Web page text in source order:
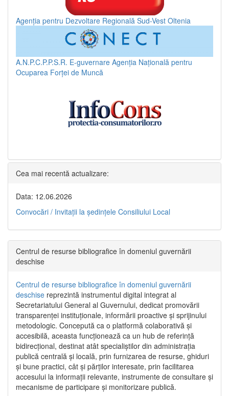
Agenția pentru Dezvoltare Regională Sud-Vest Oltenia
A.N.P.C.P.P.S.R. E-guvernare Agenția Națională pentru
Ocuparea Forței de Muncă
Cea mai recentă actualizare:
Data: 12.06.2026
Convocări / Invitaţii la şedinţele Consiliului Local
Centrul de resurse bibliografice în domeniul guvernării
deschise
Centrul de resurse bibliografice în domeniul guvernării
deschise reprezintă instrumentul digital integrat al
Secretariatului General al Guvernului, dedicat promovării
transparenței instituționale, informării proactive și sprijinului
metodologic. Concepută ca o platformă colaborativă și
accesibilă, aceasta funcționează ca un hub de referință
bidirecțional, destinat atât specialiștilor din administrația
publică centrală și locală, prin furnizarea de resurse, ghiduri
și bune practici, cât și părților interesate, prin facilitarea
accesului la informații relevante, instrumente de consultare și
mecanisme de participare și monitorizare publică.